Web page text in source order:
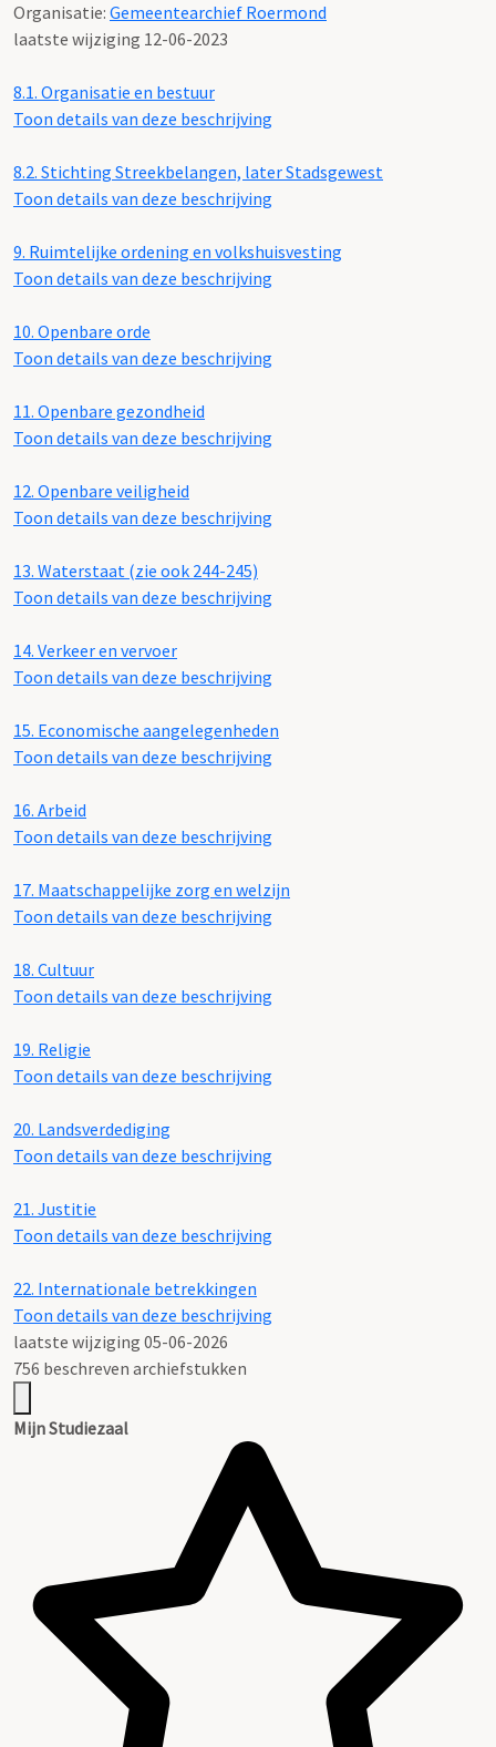
Organisatie: Gemeentearchief Roermond
laatste wijziging 12-06-2023
8.1. Organisatie en bestuur
Toon details van deze beschrijving
8.2. Stichting Streekbelangen, later Stadsgewest
Toon details van deze beschrijving
9. Ruimtelijke ordening en volkshuisvesting
Toon details van deze beschrijving
10. Openbare orde
Toon details van deze beschrijving
11. Openbare gezondheid
Toon details van deze beschrijving
12. Openbare veiligheid
Toon details van deze beschrijving
13. Waterstaat (zie ook 244-245)
Toon details van deze beschrijving
14. Verkeer en vervoer
Toon details van deze beschrijving
15. Economische aangelegenheden
Toon details van deze beschrijving
16. Arbeid
Toon details van deze beschrijving
17. Maatschappelijke zorg en welzijn
Toon details van deze beschrijving
18. Cultuur
Toon details van deze beschrijving
19. Religie
Toon details van deze beschrijving
20. Landsverdediging
Toon details van deze beschrijving
21. Justitie
Toon details van deze beschrijving
22. Internationale betrekkingen
Toon details van deze beschrijving
laatste wijziging 05-06-2026
756 beschreven archiefstukken
Mijn Studiezaal